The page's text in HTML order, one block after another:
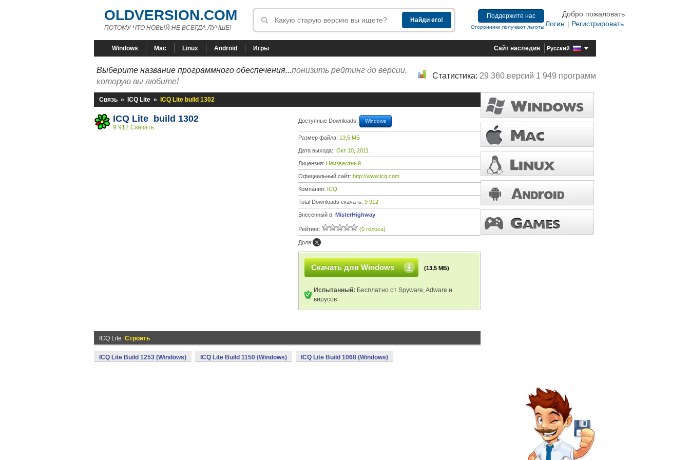
OLDVERSION.COM
ПОТОМУ ЧТО НОВЫЙ НЕ ВСЕГДА ЛУЧШЕ!
Поддержите нас
Сторонники получают льготы
Добро пожаловать
Логин
Регистрировать
Windows Mac Linux Android Игры Сайт наследия Русский
Выберите название программного обеспечения...понизить рейтинг до версии,
которую вы любите!
Статистика: 29 360 версий 1 949 программ
Связь » ICQ Lite » ICQ Lite build 1302
ICQ Lite build 1302
9 912 Скачать
Доступные Downloads: Windows
Размер файла: 13,5 МБ
Дата выхода: Окт 10, 2011
Лицензия: Неизвестный
Официальный сайт: http://www.icq.com
Компания: ICQ
Total Downloads скачать: 9 912
Внесенный в: MisterHighway
Рейтинг: (0 голоса)
Доля:
Скачать для Windows (13,5 МБ)
Испытанный: Бесплатно от Spyware, Adware и
вирусов
ICQ Lite Строить
ICQ Lite Build 1253 (Windows) ICQ Lite Build 1150 (Windows) ICQ Lite Build 1068 (Windows)